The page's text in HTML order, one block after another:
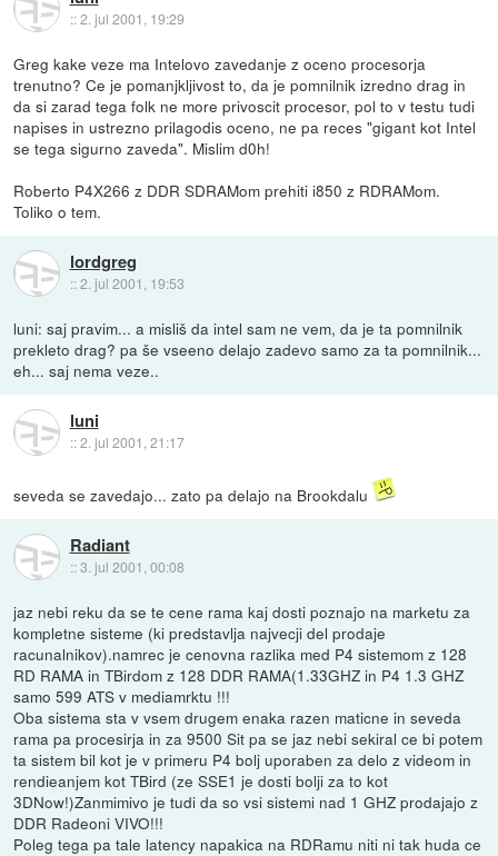
::2. jul 2001, 19:29
Greg kake veze ma Intelovo zavedanje z oceno procesorja
trenutno? Ce je pomanjkljivost to, da je pomnilnik izredno drag in
da si zarad tega folk ne more privoscit procesor, pol to v testu tudi
napises in ustrezno prilagodis oceno, ne pa reces "gigant kot Intel
se tega sigurno zaveda". Mislim d0h!
Roberto P4X266 z DDR SDRAMom prehiti i850 z RDRAMom.
Toliko o tem.
lordgreg
::2. jul 2001, 19:53
luni: saj pravim... a misliš da intel sam ne vem, da je ta pomnilnik
prekleto drag? pa še vseeno delajo zadevo samo za ta pomnilnik...
eh... saj nema veze..
luni
::2. jul 2001, 21:17
seveda se zavedajo... zato pa delajo na Brookdalu
Radiant
::3. jul 2001, 00:08
jaz nebi reku da se te cene rama kaj dosti poznajo na marketu za
kompletne sisteme (ki predstavlja najvecji del prodaje
racunalnikov).namrec je cenovna razlika med P4 sistemom z 128
RD RAMA in TBirdom z 128 DDR RAMA(1.33GHZ in P4 1.3 GHZ
samo 599 ATS v mediamrktu !!!
Oba sistema sta v vsem drugem enaka razen maticne in seveda
rama pa procesirja in za 9500 Sit pa se jaz nebi sekiral ce bi potem
ta sistem bil kot je v primeru P4 bolj uporaben za delo z videom in
rendieanjem kot TBird (ze SSE1 je dosti bolji za to kot
3DNow!)Zanmimivo je tudi da so vsi sistemi nad 1 GHZ prodajajo z
DDR Radeoni VIVO!!!
Poleg tega pa tale latency napakica na RDRamu niti ni tak huda ce